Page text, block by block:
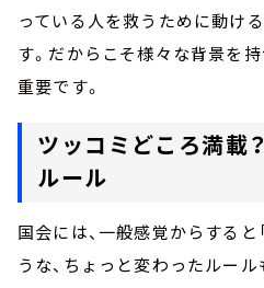
っている人を救うために動け
す。だからこそ様々な背景を
重要です。
ツッコミどころ満載
ルール
国会には、一般感覚からすると
うな、ちょっと変わったルール